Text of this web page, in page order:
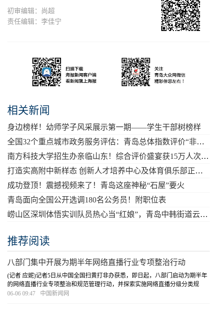
初审编辑：尚超
责任编辑：李佳宁
相关新闻
身边榜样！幼师学子风采展示第一期——学生干部树榜样
全国32个重点城市政务服务评估：青岛总体指数评价“非常高”
南方科技大学招生办亲临山东！综合评价盛宴获15万人次观看点赞
打造实高附中新样态 创新人才培养中心及体育俱乐部正式成立
成功登顶！震撼视频来了！青岛这座神秘“石屋”要火
青岛面向全国公开选调180名公务员！附职位表
崂山区深圳体悟实训队员热心当“红娘”，青岛中韩街道云端“牵手”深圳观澜街道
推荐阅读
八部门集中开展为期半年网络直播行业专项整治行动
(记者 应妮)记者5日从中国全国扫黄打非办获悉，即日起，八部门启动为期半年
的网络直播行业专项整治和规范管理行动，并探索实施网络直播分级分类规
范，以及网络直播打赏、网络直播带货管理规则，形成激励正能量内容供给的
06-06 09:47 中国新闻网